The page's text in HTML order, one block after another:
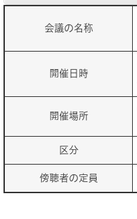
会議の名称
開催日時
開催場所
区分
傍聴者の定員